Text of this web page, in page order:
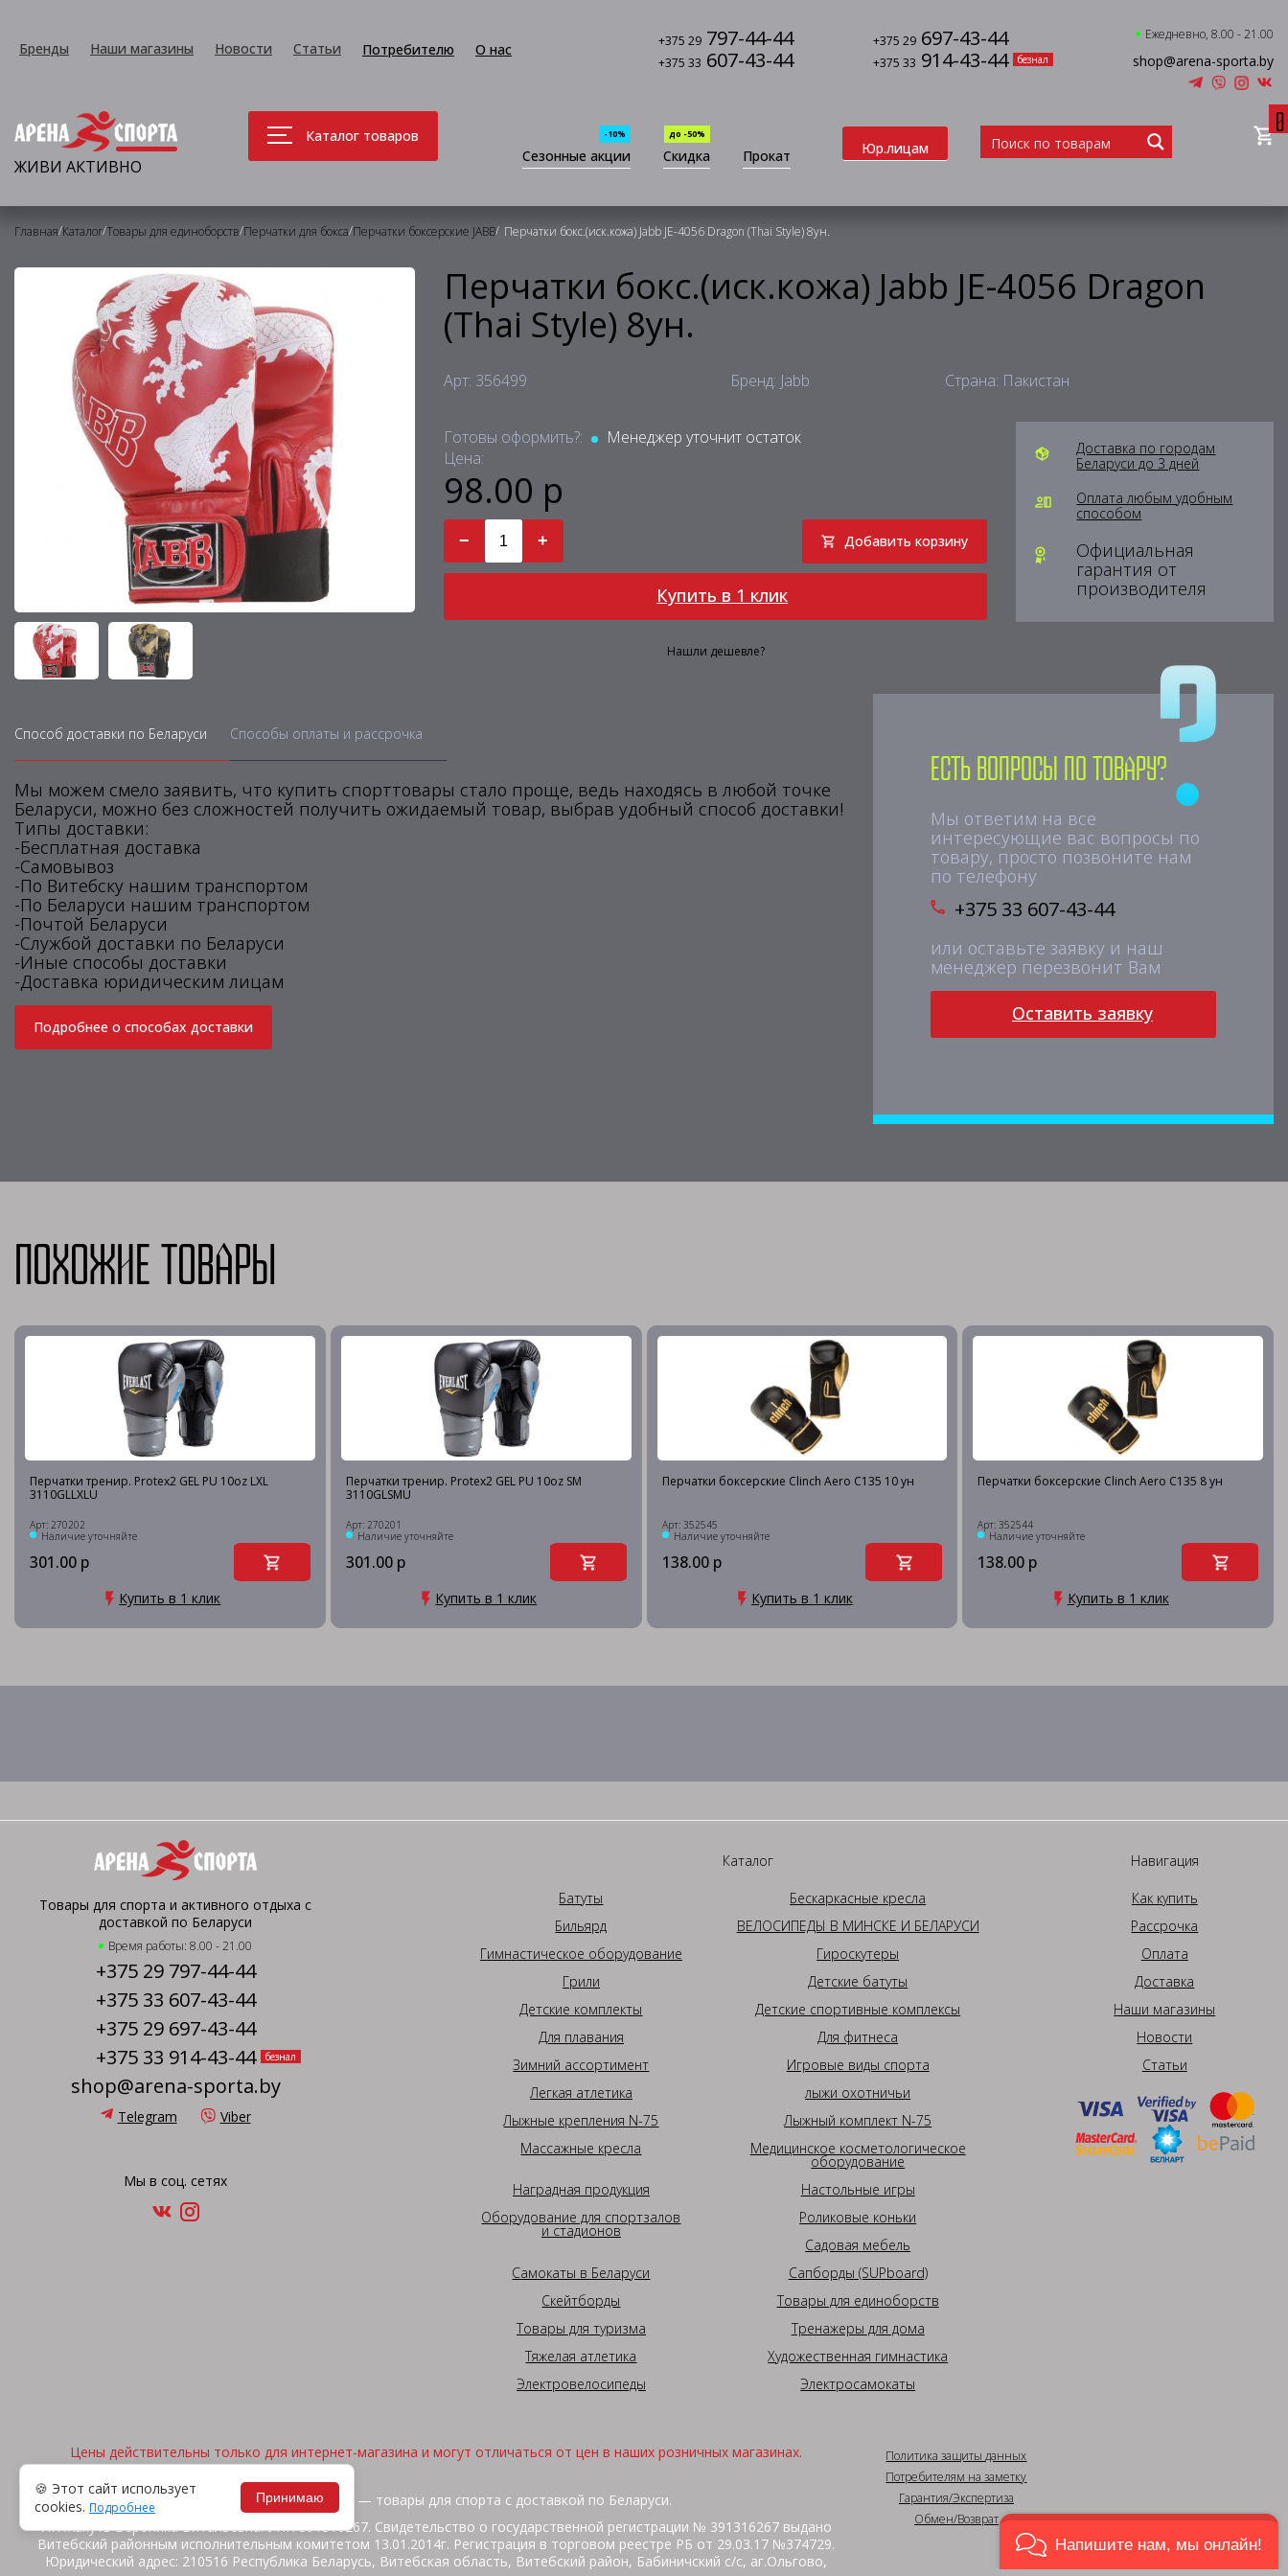
Бренды Наши магазины Новости Статьи Потребителю О нас +375 29 797-44-44 +375 29 697-43-44
+375 33 607-43-44 +375 33 914-43-44 безнал
Ежедневно, 8.00 - 21.00
shop@arena-sporta.by
ЖИВИ АКТИВНО
Каталог товаров
Сезонные акции
-10%
Скидка
до -50%
Прокат Юр.лицам
0
Главная/Каталог/Товары для единоборств/Перчатки для бокса/Перчатки боксерские JABB/ Перчатки бокс.(иск.кожа) Jabb JE-4056 Dragon (Thai Style) 8ун.
Перчатки бокс.(иск.кожа) Jabb JE-4056 Dragon
(Thai Style) 8ун.
Арт: 356499 Бренд: Jabb Страна: Пакистан
Готовы оформить?:
Менеджер уточнит остаток
Цена:
98.00 р
− + Добавить корзину
Купить в 1 клик
Нашли дешевле?
Доставка по городам
Беларуси до 3 дней
Оплата любым удобным
способом
Официальная
гарантия от
производителя
Способ доставки по Беларуси Способы оплаты и рассрочка
Мы можем смело заявить, что купить спорттовары стало проще, ведь находясь в любой точке
Беларуси, можно без сложностей получить ожидаемый товар, выбрав удобный способ доставки!
Типы доставки:
-Бесплатная доставка
-Самовывоз
-По Витебску нашим транспортом
-По Беларуси нашим транспортом
-Почтой Беларуси
-Службой доставки по Беларуси
-Иные способы доставки
-Доставка юридическим лицам
Подробнее о способах доставки
Есть вопросы по товару?
Мы ответим на все
интересующие вас вопросы по
товару, просто позвоните нам
по телефону
+375 33 607-43-44
или оставьте заявку и наш
менеджер перезвонит Вам
Оставить заявку
Похожие товары
Перчатки тренир. Protex2 GEL PU 10oz LXL
3110GLLXLU
Арт: 270202
Наличие уточняйте
301.00 р
Купить в 1 клик
Перчатки тренир. Protex2 GEL PU 10oz SM
3110GLSMU
Арт: 270201
Наличие уточняйте
301.00 р
Купить в 1 клик
Перчатки боксерские Clinch Aero C135 10 ун
Арт: 352545
Наличие уточняйте
138.00 р
Купить в 1 клик
Перчатки боксерские Clinch Aero C135 8 ун
Арт: 352544
Наличие уточняйте
138.00 р
Купить в 1 клик
Товары для спорта и активного отдыха с
доставкой по Беларуси
Время работы: 8.00 - 21.00
+375 29 797-44-44
+375 33 607-43-44
+375 29 697-43-44
+375 33 914-43-44
безнал
shop@arena-sporta.by
Telegram Viber
Мы в соц. сетях
Каталог
Батуты
Бескаркасные кресла
Бильярд
ВЕЛОСИПЕДЫ В МИНСКЕ И БЕЛАРУСИ
Гимнастическое оборудование
Гироскутеры
Грили
Детские батуты
Детские комплекты
Детские спортивные комплексы
Для плавания
Для фитнеса
Зимний ассортимент
Игровые виды спорта
Легкая атлетика
лыжи охотничьи
Лыжные крепления N-75
Лыжный комплект N-75
Массажные кресла
Медицинское косметологическое
оборудование
Наградная продукция
Настольные игры
Оборудование для спортзалов
и стадионов
Роликовые коньки
Садовая мебель
Самокаты в Беларуси
Сапборды (SUPboard)
Скейтборды
Товары для единоборств
Товары для туризма
Тренажеры для дома
Тяжелая атлетика
Художественная гимнастика
Электровелосипеды
Электросамокаты
Навигация
Как купить
Рассрочка
Оплата
Доставка
Наши магазины
Новости
Статьи
Цены действительны только для интернет-магазина и могут отличаться от цен в наших розничных магазинах.
2026, © "Арена спорта" — товары для спорта с доставкой по Беларуси.
ИП Жакуть Вероника Витальевна. УНП 391316267. Свидетельство о государственной регистрации № 391316267 выдано
Витебский районным исполнительным комитетом 13.01.2014г. Регистрация в торговом реестре РБ от 29.03.17 №374729.
Юридический адрес: 210516 Республика Беларусь, Витебская область, Витебский район, Бабиничский с/с, аг.Ольгово,
Политика защиты данных
Потребителям на заметку
Гарантия/Экспертиза
Обмен/Возврат
🍪 Этот сайт использует
cookies. Подробнее
Принимаю
Напишите нам, мы онлайн!